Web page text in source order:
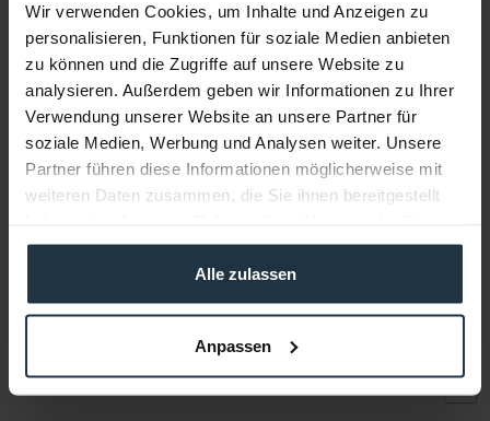
Wir verwenden Cookies, um Inhalte und Anzeigen zu
personalisieren, Funktionen für soziale Medien anbieten
zu können und die Zugriffe auf unsere Website zu
analysieren. Außerdem geben wir Informationen zu Ihrer
Verwendung unserer Website an unsere Partner für
soziale Medien, Werbung und Analysen weiter. Unsere
Partner führen diese Informationen möglicherweise mit
weiteren Daten zusammen, die Sie ihnen bereitgestellt
gesammelt haben.
Alle zulassen
Anpassen
Manufacturer & Product Safety Information
Folgende Infos zum Hersteller sind verfübar...... more
More articles from +++ Anton Bauer +++ look at
Anton Bauer Titon Base Kit für BMPCC
Akku-Kit für Blackmagic Pocket Cinema Camera 4K/6K